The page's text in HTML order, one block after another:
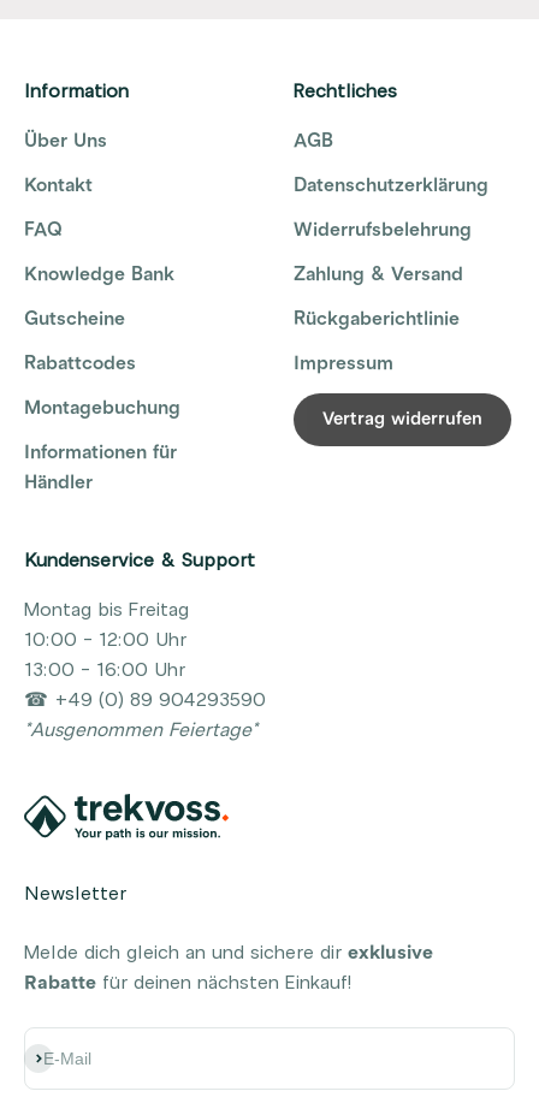
Information
Über Uns
Kontakt
FAQ
Knowledge Bank
Gutscheine
Rabattcodes
Montagebuchung
Informationen für
Händler
Rechtliches
AGB
Datenschutzerklärung
Widerrufsbelehrung
Zahlung & Versand
Rückgaberichtlinie
Impressum
Vertrag widerrufen
Kundenservice & Support
Montag bis Freitag
10:00 - 12:00 Uhr
13:00 - 16:00 Uhr
☎ +49 (0) 89 904293590
*Ausgenommen Feiertage*
Newsletter
Melde dich gleich an und sichere dir exklusive
Rabatte für deinen nächsten Einkauf!
E-Mail
Abonnieren